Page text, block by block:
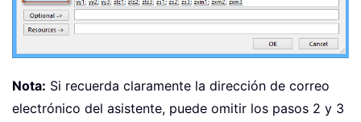
Nota: Si recuerda claramente la dirección de correo
electrónico del asistente, puede omitir los pasos 2 y 3